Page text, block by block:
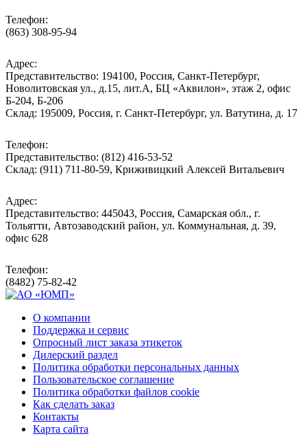
Телефон:
(863) 308-95-94
Адрес:
Представительство: 194100, Россия, Санкт-Петербург,
Новолитовская ул., д.15, лит.А, БЦ «Аквилон», этаж 2, офис
Б-204, Б-206
Склад: 195009, Россия, г. Санкт-Петербург, ул. Ватутина, д. 17
Телефон:
Представительство: (812) 416-53-52
Склад: (911) 711-80-59, Криживицкий Алексей Витальевич
Адрес:
Представительство: 445043, Россия, Самарская обл., г.
Тольятти, Автозаводский район, ул. Коммунальная, д. 39,
офис 628
Телефон:
(8482) 75-82-42
О компании
Поддержка и сервис
Опросный лист заказа этикеток
Дилерский раздел
Политика обработки персональных данных
Пользовательское соглашение
Политика обработки файлов cookie
Как сделать заказ
Контакты
Карта сайта